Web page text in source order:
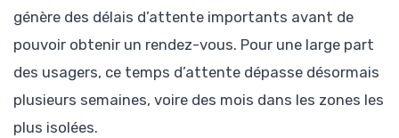
génère des délais d’attente importants avant de
pouvoir obtenir un rendez-vous. Pour une large part
des usagers, ce temps d’attente dépasse désormais
plusieurs semaines, voire des mois dans les zones les
plus isolées.